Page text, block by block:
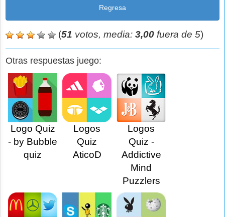
Regresa
(51 votos, media: 3,00 fuera de 5)
Otras respuestas juego:
Logo Quiz
- by Bubble
quiz
Logos
Quiz
AticoD
Logos
Quiz -
Addictive
Mind
Puzzlers